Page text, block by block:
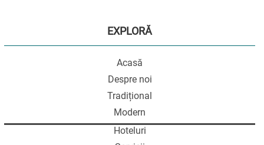
EXPLORĂ
Acasă
Despre noi
Tradițional
Modern
Hoteluri